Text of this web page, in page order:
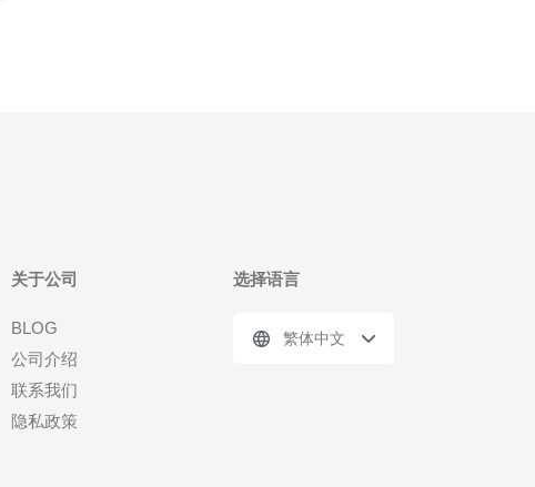
关于公司
BLOG
公司介绍
联系我们
隐私政策
选择语言
繁体中文